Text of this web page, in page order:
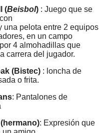
(Beisbol) : Juego que se
una pelota entre 2 equipos
en un campo
4 almohadillas que
carrera del jugador.
(Bistec) : loncha de
o frita.
: Pantalones de
: Expresión que